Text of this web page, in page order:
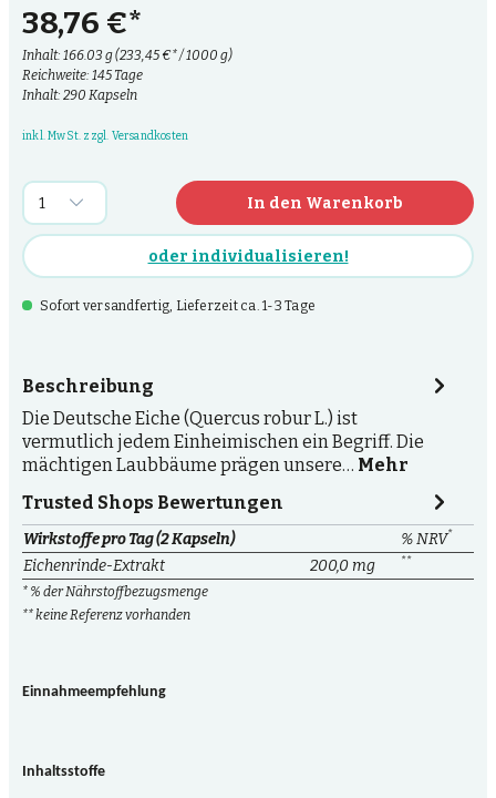
38,76 €*
Inhalt: 166.03 g(233,45 €* / 1000 g)
Reichweite: 145 Tage
Inhalt: 290 Kapseln
inkl. MwSt. zzgl. Versandkosten
In den Warenkorb
oder individualisieren!
Sofort versandfertig, Lieferzeit ca. 1-3 Tage
Beschreibung
Die Deutsche Eiche (Quercus robur L.) ist
vermutlich jedem Einheimischen ein Begriff. Die
mächtigen Laubbäume prägen unsere… Mehr
Trusted Shops Bewertungen
Wirkstoffe pro Tag (2 Kapseln) % NRV*
Eichenrinde-Extrakt 200,0 mg **
* % der Nährstoffbezugsmenge
** keine Referenz vorhanden
Einnahmeempfehlung
Inhaltsstoffe